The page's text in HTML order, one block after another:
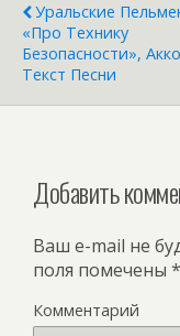
Уральские
«Про Технику
Безопасности»,
Текст Песни
Добавить
Ваш e-mail не
поля помечены *
Комментарий